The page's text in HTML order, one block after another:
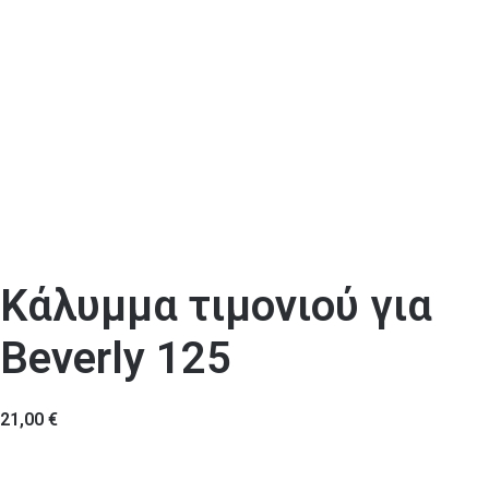
Κάλυμμα τιμονιού για
Beverly 125
21,00 €